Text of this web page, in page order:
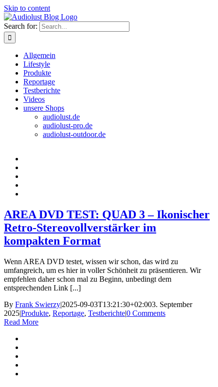
Skip to content
Search for:
Allgemein
Lifestyle
Produkte
Reportage
Testberichte
Videos
unsere Shops
audiolust.de
audiolust-pro.de
audiolust-outdoor.de
AREA DVD TEST: QUAD 3 – Ikonischer
Retro-Stereovollverstärker im
kompakten Format
Wenn AREA DVD testet, wissen wir schon, das wird zu
umfangreich, um es hier in voller Schönheit zu präsentieren. Wir
empfehlen daher schon mal zu Beginn, unbedingt dem
entsprechenden Link [...]
By Frank Swierzy|2025-09-03T13:21:30+02:003. September
2025|Produkte, Reportage, Testberichte|0 Comments
Read More